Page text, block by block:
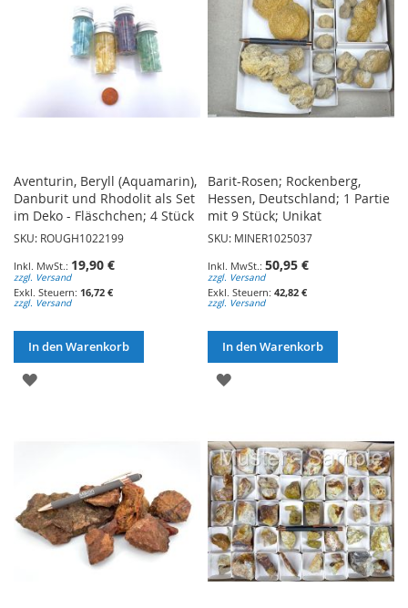
Aventurin, Beryll (Aquamarin),
Danburit und Rhodolit als Set
im Deko - Fläschchen; 4 Stück
SKU: ROUGH1022199
19,90 €
zzgl. Versand
16,72 €
zzgl. Versand
In den Warenkorb
ZUR
Barit-Rosen; Rockenberg,
Hessen, Deutschland; 1 Partie
mit 9 Stück; Unikat
SKU: MINER1025037
50,95 €
zzgl. Versand
42,82 €
zzgl. Versand
In den Warenkorb
ZUR
HINZUFÜGEN